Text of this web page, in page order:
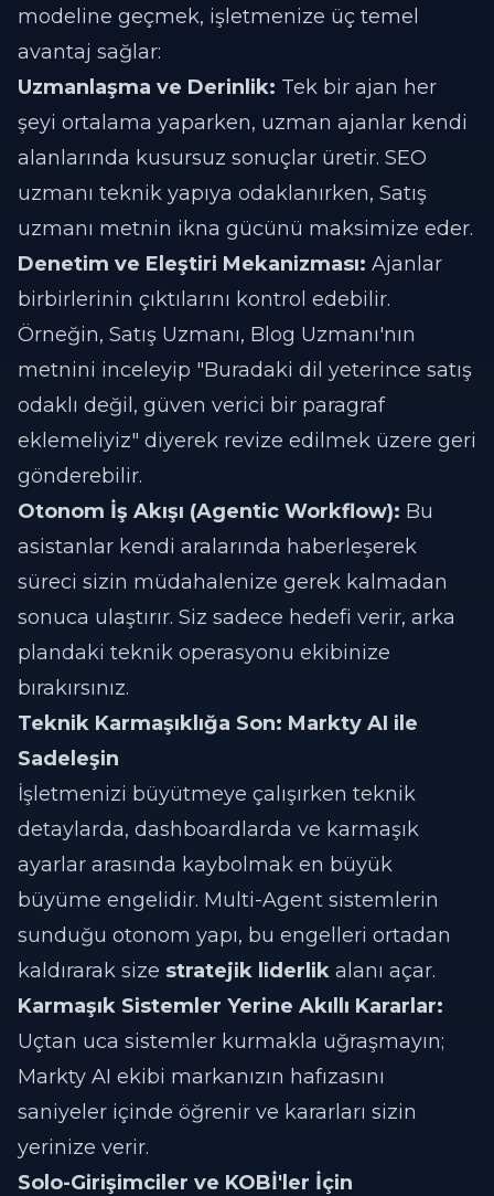
modeline geçmek, işletmenize üç temel
avantaj sağlar:
Uzmanlaşma ve Derinlik: Tek bir ajan her
şeyi ortalama yaparken, uzman ajanlar kendi
alanlarında kusursuz sonuçlar üretir. SEO
uzmanı teknik yapıya odaklanırken, Satış
uzmanı metnin ikna gücünü maksimize eder.
Denetim ve Eleştiri Mekanizması: Ajanlar
birbirlerinin çıktılarını kontrol edebilir.
Örneğin, Satış Uzmanı, Blog Uzmanı'nın
metnini inceleyip "Buradaki dil yeterince satış
odaklı değil, güven verici bir paragraf
eklemeliyiz" diyerek revize edilmek üzere geri
gönderebilir.
Otonom İş Akışı (Agentic Workflow): Bu
asistanlar kendi aralarında haberleşerek
süreci sizin müdahalenize gerek kalmadan
sonuca ulaştırır. Siz sadece hedefi verir, arka
plandaki teknik operasyonu ekibinize
bırakırsınız.
Teknik Karmaşıklığa Son: Markty AI ile
Sadeleşin
İşletmenizi büyütmeye çalışırken teknik
detaylarda, dashboardlarda ve karmaşık
ayarlar arasında kaybolmak en büyük
büyüme engelidir. Multi-Agent sistemlerin
sunduğu otonom yapı, bu engelleri ortadan
kaldırarak size stratejik liderlik alanı açar.
Karmaşık Sistemler Yerine Akıllı Kararlar:
Uçtan uca sistemler kurmakla uğraşmayın;
Markty AI ekibi markanızın hafızasını
saniyeler içinde öğrenir ve kararları sizin
yerinize verir.
Solo-Girişimciler ve KOBİ'ler İçin